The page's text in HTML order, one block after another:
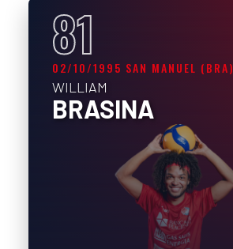
81
02/10/1995 SAN MANUEL (BRA)
WILLIAM
BRASINA